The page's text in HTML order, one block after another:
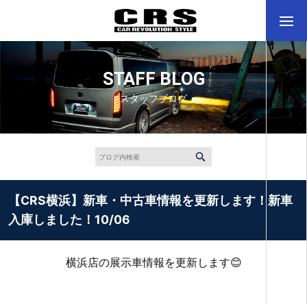
STAFF BLOG
スタッフブログ
【CRS横浜】新車・中古車情報を更新します！新車
入庫しました！10/06
横浜店の展示車情報を更新します😊